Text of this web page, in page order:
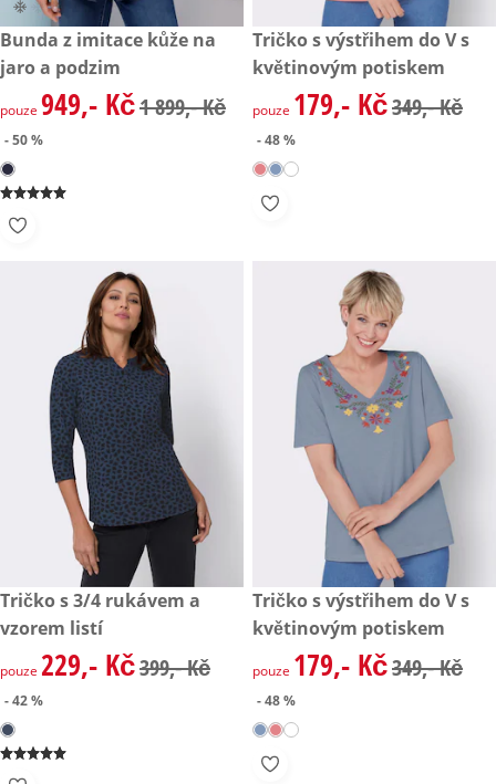
zlevněná cena: 949,- Kč, původní cena: 1 899,- Kč
- 50 %
Bunda z imitace kůže na
jaro a podzim
zlevněná cena: 949,- Kč, původní cena: 1 899,- Kč
pouze 949,- Kč1 899,- Kč
- 50 %
zlevněná cena: 179,- Kč,
- 48 %
Tričko s výstřihem do V s
květinovým potiskem
zlevněná cena: 179,- Kč,
pouze 179,- Kč349,- Kč
- 48 %
zlevněná cena: 229,- Kč, původní cena: 399,- Kč
- 42 %
Tričko s 3/4 rukávem a
vzorem listí
zlevněná cena: 229,- Kč, původní cena: 399,- Kč
pouze 229,- Kč399,- Kč
- 42 %
zlevněná cena: 179,- Kč,
- 48 %
Tričko s výstřihem do V s
květinovým potiskem
zlevněná cena: 179,- Kč,
pouze 179,- Kč349,- Kč
- 48 %